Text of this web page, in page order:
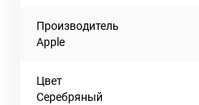
Производитель
Apple
Цвет
Серебряный